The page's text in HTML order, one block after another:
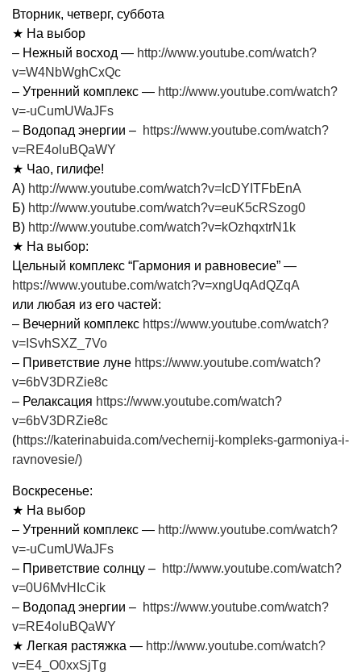
Вторник, четверг, суббота
★ На выбор
– Нежный восход — http://www.youtube.com/watch?
v=W4NbWghCxQc
– Утренний комплекс — http://www.youtube.com/watch?
v=-uCumUWaJFs
– Водопад энергии – https://www.youtube.com/watch?
v=RE4oluBQaWY
★ Чао, гилифе!
А) http://www.youtube.com/watch?v=IcDYITFbEnA
Б) http://www.youtube.com/watch?v=euK5cRSzog0
В) http://www.youtube.com/watch?v=kOzhqxtrN1k
★ На выбор:
Цельный комплекс “Гармония и равновесие” —
https://www.youtube.com/watch?v=xngUqAdQZqA
или любая из его частей:
– Вечерний комплекс https://www.youtube.com/watch?
v=ISvhSXZ_7Vo
– Приветствие луне https://www.youtube.com/watch?
v=6bV3DRZie8c
– Релаксация https://www.youtube.com/watch?
v=6bV3DRZie8c
(https://katerinabuida.com/vechernij-kompleks-garmoniya-i-
ravnovesie/)
Воскресенье:
★ На выбор
– Утренний комплекс — http://www.youtube.com/watch?
v=-uCumUWaJFs
– Приветствие солнцу – http://www.youtube.com/watch?
v=0U6MvHIcCik
– Водопад энергии – https://www.youtube.com/watch?
v=RE4oluBQaWY
★ Легкая растяжка — http://www.youtube.com/watch?
v=E4_O0xxSjTg